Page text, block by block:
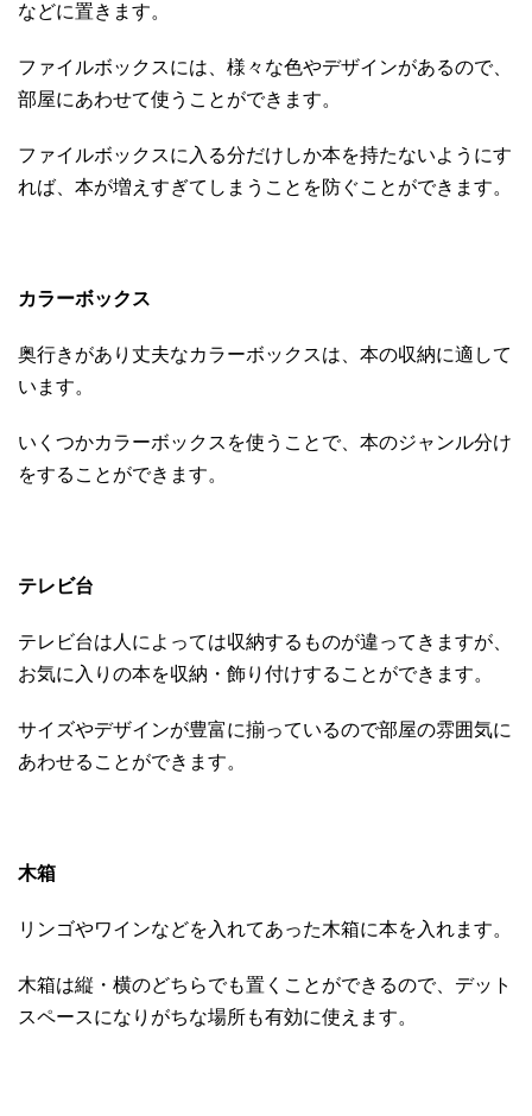
などに置きます。
ファイルボックスには、様々な色やデザインがあるので、
部屋にあわせて使うことができます。
ファイルボックスに入る分だけしか本を持たないようにす
れば、本が増えすぎてしまうことを防ぐことができます。
カラーボックス
奥行きがあり丈夫なカラーボックスは、本の収納に適して
います。
いくつかカラーボックスを使うことで、本のジャンル分け
をすることができます。
テレビ台
テレビ台は人によっては収納するものが違ってきますが、
お気に入りの本を収納・飾り付けすることができます。
サイズやデザインが豊富に揃っているので部屋の雰囲気に
あわせることができます。
木箱
リンゴやワインなどを入れてあった木箱に本を入れます。
木箱は縦・横のどちらでも置くことができるので、デット
スペースになりがちな場所も有効に使えます。